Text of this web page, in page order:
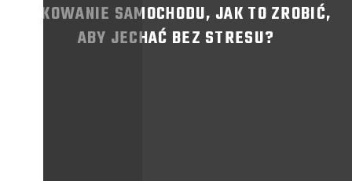
PAKOWANIE SAMOCHODU, JAK TO ZROBIĆ,
ABY JECHAĆ BEZ STRESU?